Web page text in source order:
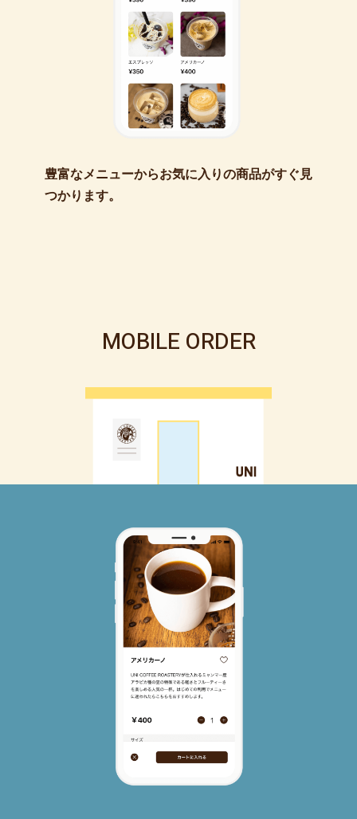
豊富なメニューからお気に入りの商品がすぐ見
つかります。
MOBILE ORDER